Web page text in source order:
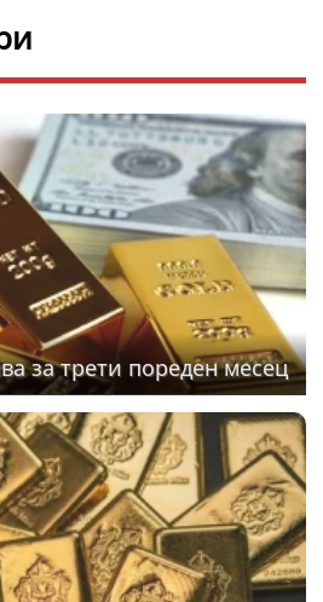
за трети пореден месец